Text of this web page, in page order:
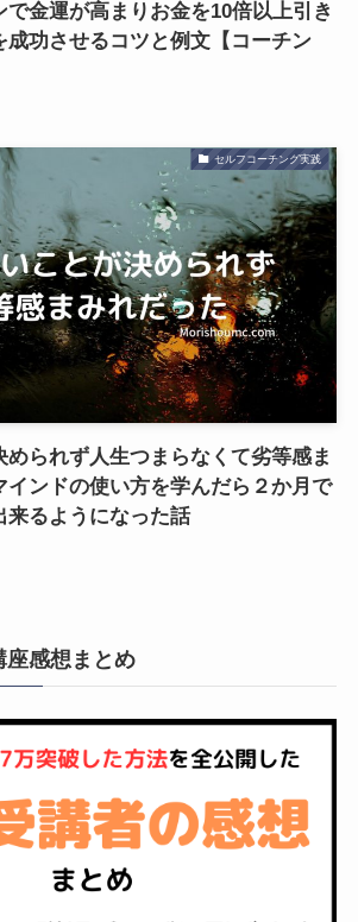
で金運が高まりお金を10倍以上引き
成功させるコツと例文【コーチン
セルフコーチング実践
られず人生つまらなくて劣等感ま
インドの使い方を学んだら２か月で
来るようになった話
座感想まとめ